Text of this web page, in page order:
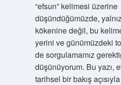
“efsun” kelimesi üzerine
düşündüğümüzde,
kökenine değil, bu
yerini ve günümüzdeki
de sorgulamamız
düşünüyorum. Bu yazı,
tarihsel bir bakış açısıyla